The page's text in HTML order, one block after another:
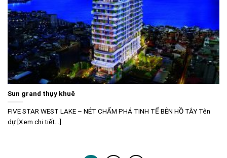
Sun grand thụy khuê
FIVE STAR WEST LAKE – NÉT CHẤM PHÁ TINH TẾ BÊN HỒ TÂY Tên
dự [Xem chi tiết...]